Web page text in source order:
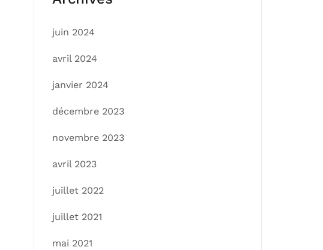
juin 2024
avril 2024
janvier 2024
décembre 2023
novembre 2023
avril 2023
juillet 2022
juillet 2021
mai 2021